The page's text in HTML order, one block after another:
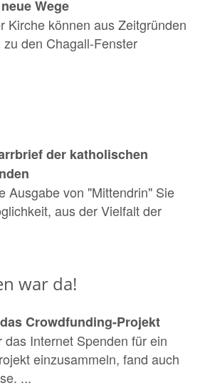
Wege
Kirche können aus Zeitgründen
den Chagall-Fenster
der katholischen
Ausgabe von "Mittendrin" Sie
aus der Vielfalt der
war da!
Crowdfunding-Projekt
das Internet Spenden für ein
einzusammeln, fand auch
...